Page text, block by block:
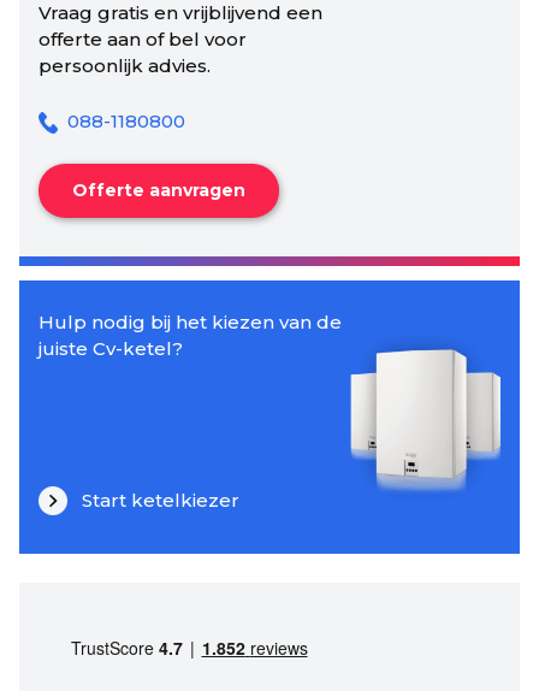
Vraag gratis en vrijblijvend een
offerte aan of bel voor
persoonlijk advies.
088-1180800
Offerte aanvragen
Hulp nodig bij het kiezen van de
juiste Cv-ketel?
Start ketelkiezer